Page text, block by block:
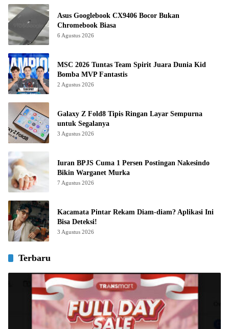
Asus Googlebook CX9406 Bocor Bukan
Chromebook Biasa
6 Agustus 2026
MSC 2026 Tuntas Team Spirit Juara Dunia Kid
Bomba MVP Fantastis
2 Agustus 2026
Galaxy Z Fold8 Tipis Ringan Layar Sempurna
untuk Segalanya
3 Agustus 2026
Iuran BPJS Cuma 1 Persen Postingan Nakesindo
Bikin Warganet Murka
7 Agustus 2026
Kacamata Pintar Rekam Diam-diam? Aplikasi Ini
Bisa Deteksi!
3 Agustus 2026
Terbaru